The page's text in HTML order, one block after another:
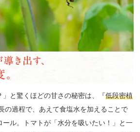
」と驚くほどの甘さの秘密は、『低段密植
の過程で、あえて食塩水を加えることで
ール。トマトが「水分を吸いたい！」と一